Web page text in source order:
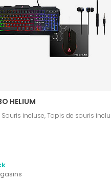
HELIUM
Souris incluse, Tapis de souris